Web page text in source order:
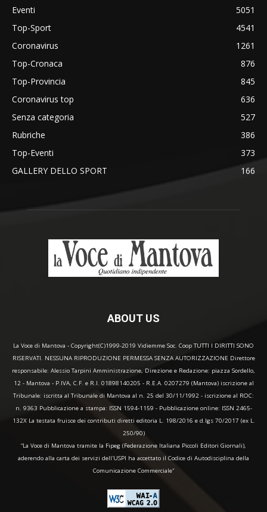
Eventi
5051
Top-Sport
4541
Coronavirus
1261
Top-Cronaca
876
Top-Provincia
845
Coronavirus top
636
Senza categoria
527
Rubriche
386
Top-Eventi
373
GALLERY DELLO SPORT
166
ABOUT US
La Voce di Mantova - Copyright(C)1999-2019 Vidiemme Soc. Coop TUTTI I DIRITTI SONO
RISERVATI. NESSUNA RIPRODUZIONE PERMESSA SENZA AUTORIZZAZIONE Direttore
responsabile: Alessio Tarpini Amministrazione, Direzione e Redazione: piazza Sordello,
12 - Mantova - P.IVA, C.F. e R.I. 01898140205 - R.E.A. 0207279 (Mantova) iscrizione al
Tribunale: iscritta al Tribunale di Mantova al n. 25 del 30/11/1992 - iscrizione al ROC:
n. 9363 Pubblicazione a stampa: ISSN 1594-1159 - Pubblicazione online: ISSN 2465-
132X La testata fruisce dei contributi diretti editoria L. 198/2016 e d.lgs 70/2017 (ex L.
250/90)
“La Voce di Mantova tramite la Fipeg (Federazione Italiana Piccoli Editori Giornali),
aderendo alla carta dei servizi dell'USPI ha accettato il Codice di Autodisciplina della
Comunicazione Commerciale"